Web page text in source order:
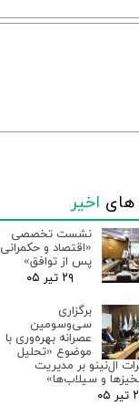
های اخیر
نشست تخصصی
«اقتصاد و حکمرانی
پس از توافق»
۲۹ تیر ۰۵
برگزاری
سی‌وسومین
عصرانه بهره‌وری با
موضوع «تحلیل
ال‌نینو بر مدیریت
و سیلاب‌ها»